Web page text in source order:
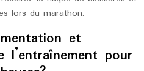
lors du marathon.
et
l’entraînement pour